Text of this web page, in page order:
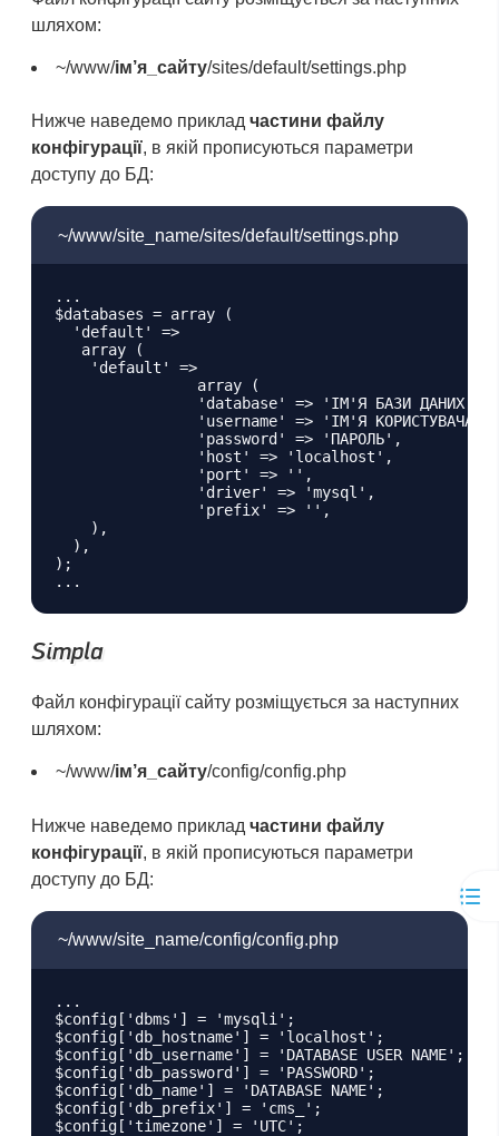
шляхом:
~/www/ім’я_сайту/sites/default/settings.php
Нижче наведемо приклад частини файлу
конфігурації, в якій прописуються параметри
доступу до БД:
~/www/site_name/sites/default/settings.php
...
$databases = array (
  'default' =>
   array (
    'default' =>
    ),
  ),
);
Simpla
Файл конфігурації сайту розміщується за наступних
шляхом:
~/www/ім’я_сайту/config/config.php
Нижче наведемо приклад частини файлу
конфігурації, в якій прописуються параметри
доступу до БД:
~/www/site_name/config/config.php
...
$config['dbms'] = 'mysqli';
$config['db_hostname'] = 'localhost';
$config['db_username'] = 'DATABASE USER NAME';
$config['db_password'] = 'PASSWORD';
$config['db_name'] = 'DATABASE NAME';
$config['db_prefix'] = 'cms_';
$config['timezone'] = 'UTC';